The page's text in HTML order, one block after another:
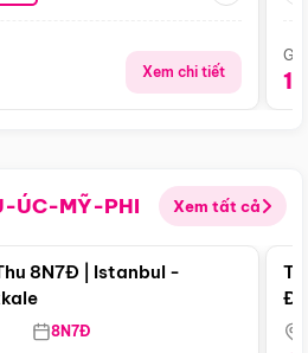
Xem chi tiết
ÚC-MỸ-PHI Xem tất cả
Điểm nổi bật
8N7Đ | Istanbul -
8N7Đ